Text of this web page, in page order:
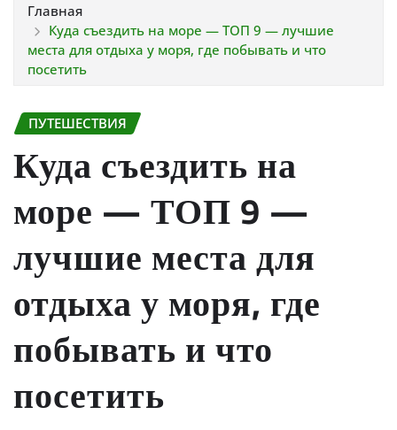
Главная
Куда съездить на море — ТОП 9 — лучшие
места для отдыха у моря, где побывать и что
посетить
ПУТЕШЕСТВИЯ
Куда съездить на
море — ТОП 9 —
лучшие места для
отдыха у моря, где
побывать и что
посетить